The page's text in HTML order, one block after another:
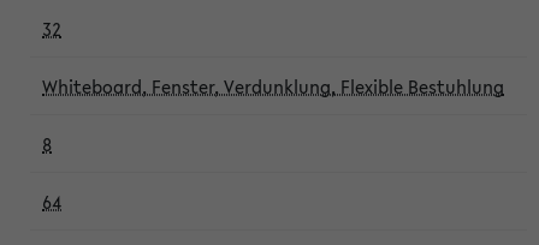
32
Whiteboard, Fenster, Verdunklung, Flexible Bestuhlung
8
64